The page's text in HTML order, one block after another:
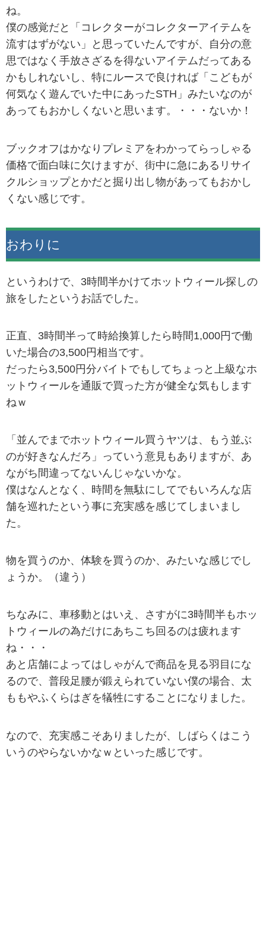
ね。
僕の感覚だと「コレクターがコレクターアイテムを
流すはずがない」と思っていたんですが、自分の意
思ではなく手放さざるを得ないアイテムだってある
かもしれないし、特にルースで良ければ「こどもが
何気なく遊んでいた中にあったSTH」みたいなのが
あってもおかしくないと思います。・・・ないか！
ブックオフはかなりプレミアをわかってらっしゃる
価格で面白味に欠けますが、街中に急にあるリサイ
クルショップとかだと掘り出し物があってもおかし
くない感じです。
おわりに
というわけで、3時間半かけてホットウィール探しの
旅をしたというお話でした。
正直、3時間半って時給換算したら時間1,000円で働
いた場合の3,500円相当です。
だったら3,500円分バイトでもしてちょっと上級なホ
ットウィールを通販で買った方が健全な気もします
ねｗ
「並んでまでホットウィール買うヤツは、もう並ぶ
のが好きなんだろ」っていう意見もありますが、あ
ながち間違ってないんじゃないかな。
僕はなんとなく、時間を無駄にしてでもいろんな店
舗を巡れたという事に充実感を感じてしまいまし
た。
物を買うのか、体験を買うのか、みたいな感じでし
ょうか。（違う）
ちなみに、車移動とはいえ、さすがに3時間半もホッ
トウィールの為だけにあちこち回るのは疲れます
ね・・・
あと店舗によってはしゃがんで商品を見る羽目にな
るので、普段足腰が鍛えられていない僕の場合、太
ももやふくらはぎを犠牲にすることになりました。
なので、充実感こそありましたが、しばらくはこう
いうのやらないかなｗといった感じです。